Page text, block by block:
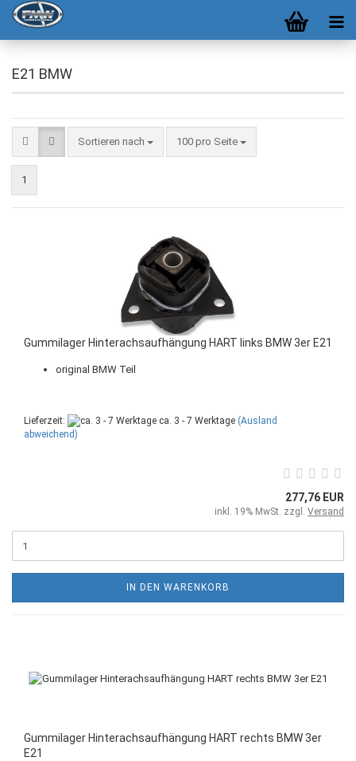
E21 BMW
Sortieren nach 100 pro Seite
1
Gummilager Hinterachsaufhängung HART links BMW 3er E21
original BMW Teil
Lieferzeit: ca. 3 - 7 Werktage (Ausland
abweichend)
277,76 EUR
inkl. 19% MwSt. zzgl. Versand
IN DEN WARENKORB
Gummilager Hinterachsaufhängung HART rechts BMW 3er
E21